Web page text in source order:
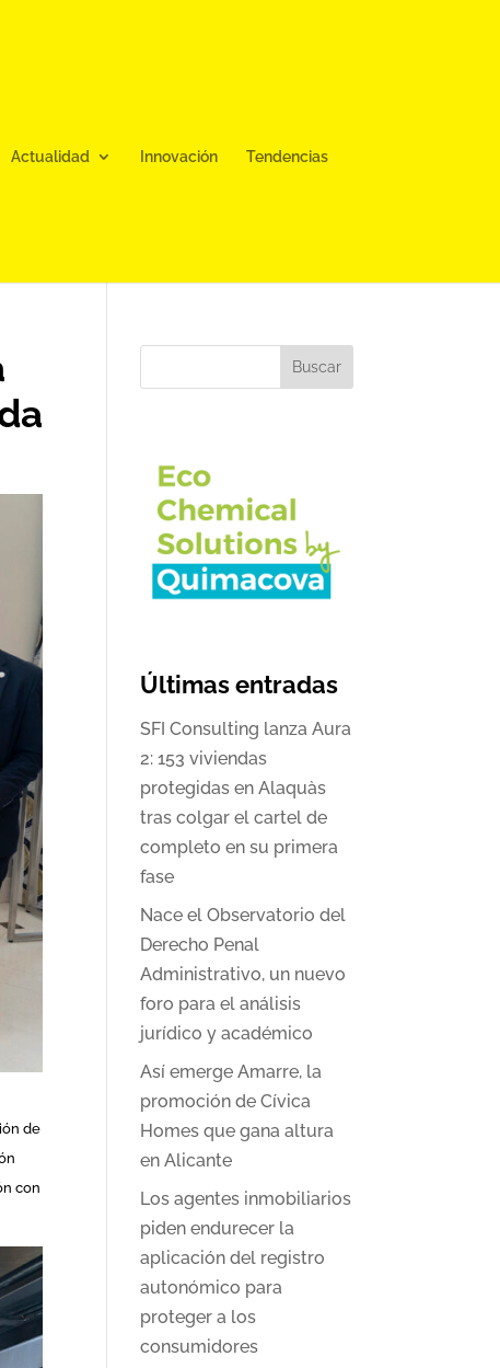
Actualidad Innovación Tendencias
de
con
Buscar
Últimas entradas
SFI Consulting lanza Aura
2: 153 viviendas
protegidas en Alaquàs
tras colgar el cartel de
completo en su primera
fase
Nace el Observatorio del
Derecho Penal
Administrativo, un nuevo
foro para el análisis
jurídico y académico
Así emerge Amarre, la
promoción de Cívica
Homes que gana altura
en Alicante
Los agentes inmobiliarios
piden endurecer la
aplicación del registro
autonómico para
proteger a los
consumidores